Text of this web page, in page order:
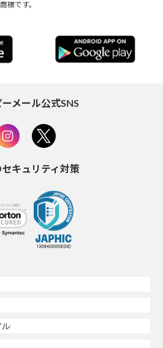
標です。
ーメール公式SNS
キュリティ対策
ル